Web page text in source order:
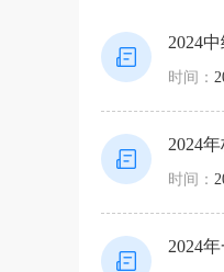
2024
时间：
2024
时间：
2024